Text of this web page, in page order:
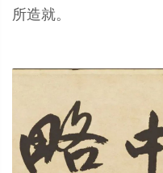
所造就。